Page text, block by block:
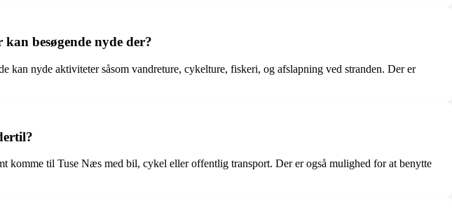
besøgende nyde der?
kan nyde aktiviteter såsom vandreture, cykelture, fiskeri, og afslapning ved stranden. Der er
komme til Tuse Næs med bil, cykel eller offentlig transport. Der er også mulighed for at benytte